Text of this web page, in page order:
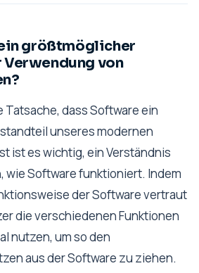
größtmöglicher
Verwendung von
Tatsache, dass Software ein
unseres modernen
ist es wichtig, ein Verständnis
wie Software funktioniert. Indem
der Software vertraut
die verschiedenen Funktionen
nutzen, um so den
aus der Software zu ziehen.